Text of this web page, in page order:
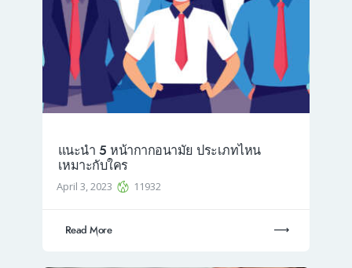
แนะนำ 5 หน้ากากอนามัย ประเภทไหน
เหมาะกับใคร
April 3, 2023 11932
Read More